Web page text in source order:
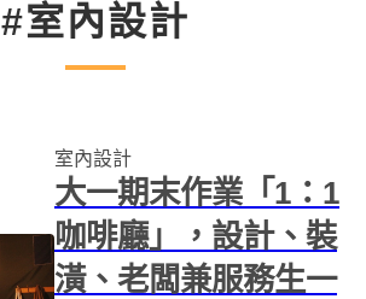
#室內設計
室內設計
大一期末作業「1：1
咖啡廳」，設計、裝
潢、老闆兼服務生一